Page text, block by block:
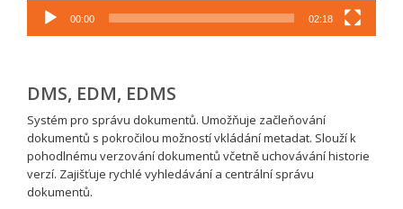
00:00 02:18
DMS, EDM, EDMS
Systém pro správu dokumentů. Umožňuje začleňování
dokumentů s pokročilou možností vkládání metadat. Slouží k
pohodlnému verzování dokumentů včetně uchovávání historie
verzí. Zajišťuje rychlé vyhledávání a centrální správu
dokumentů.